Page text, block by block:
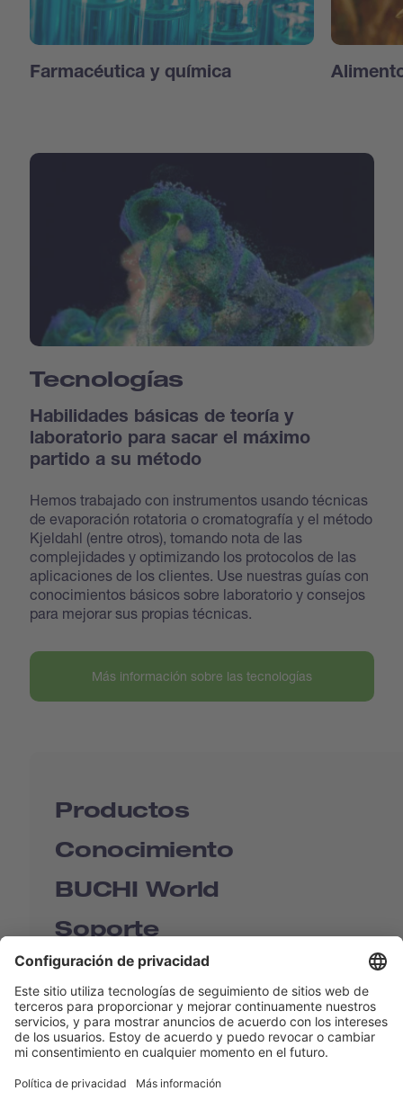
Farmacéutica y química
Tecnologías
Habilidades básicas de teoría y
laboratorio para sacar el máximo
partido a su método
Hemos trabajado con instrumentos usando técnicas
de evaporación rotatoria o cromatografía y el método
Kjeldahl (entre otros), tomando nota de las
complejidades y optimizando los protocolos de las
aplicaciones de los clientes. Use nuestras guías con
conocimientos básicos sobre laboratorio y consejos
para mejorar sus propias técnicas.
Más información sobre las tecnologías
Productos
Conocimiento
BUCHI World
Soporte
Shop
Contact us